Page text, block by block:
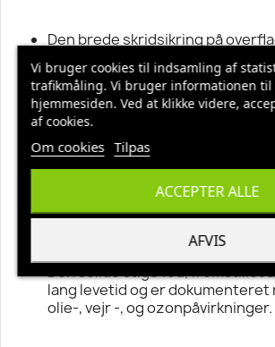
Den brede skridsikring på
under brug, gør at du kan stå
Dette trin giver også optimal
arbejder på stigen.
Du kan skyde en Dirks 'stigen ud
takket være glideskinner. Dirks
påmonteret tophjul fra størrelse
Dirks stigen er udviklet med en
låsemekanisme når det udskudte
fast.
Dirks stigen kan skilles og hver
Den solide stige fod, fremstillet
lang levetid og er
olie-, vejr -, og ozonpåvirkninger.
Vi bruger cookies til indsamling af
trafikmåling. Vi bruger informationen
hjemmesiden. Ved at klikke videre,
af cookies.
Om cookies Tilpas
AFVIS
ACCEPTER ALLE